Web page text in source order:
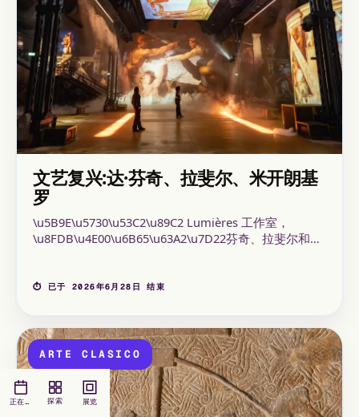
正在展出 探索 展览
文艺复兴:达·芬奇、拉斐尔、米开朗基
罗
\u5B9E\u5730\u53C2\u89C2 Lumières 工作室，
\u8FDB\u4E00\u6B65\u63A2\u7D22芬奇、拉斐尔和米
该课程在 Atelier des Lumières 举办，开放时间为 2026
的传统，严格悬挂\u827A\u672F\u4F5C\u54C1及其来
源。 这条\u53C2\u89C2\u8DEF\u7EBF始于文艺复兴时
期、伟大大师的时期和对古代的重新发现。
⏱ 已于 2026年6月28日 结束
ARTE CLASICO